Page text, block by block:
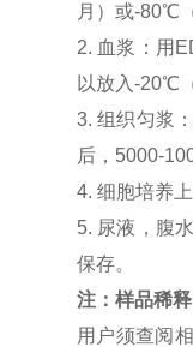
月）或-80℃
2. 血浆：用
以放入-20℃
3. 组织匀浆
后，5000-
4. 细胞培养
5. 尿液，腹
保存。
注：样品稀
用户须查阅